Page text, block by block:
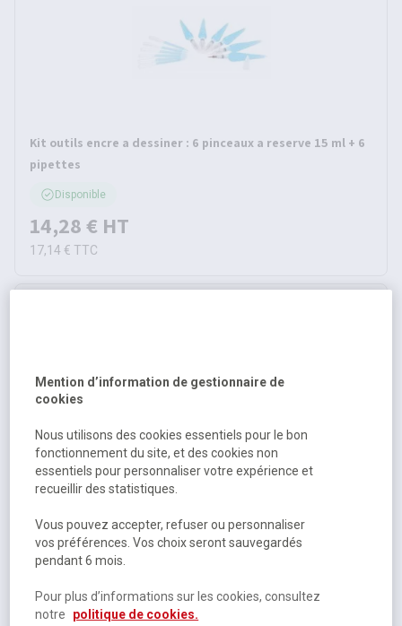
Kit outils encre a dessiner : 6 pinceaux a reserve 15 ml + 6
pipettes
Disponible
14,28 € HT
17,14 € TTC
Marqueur peinture vide pointe biseautee 10 mm
Disponible
25,79 €HT
Mention d’information de gestionnaire de
cookies
Nous utilisons des cookies essentiels pour le bon
fonctionnement du site, et des cookies non
essentiels pour personnaliser votre expérience et
recueillir des statistiques.
Vous pouvez accepter, refuser ou personnaliser
vos préférences. Vos choix seront sauvegardés
pendant 6 mois.
Pour plus d’informations sur les cookies, consultez
notre
politique de cookies.